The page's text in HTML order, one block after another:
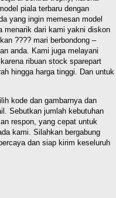
piala terbaru dengan
yang ingin memesan model
menarik dari kami yakni diskon
???? mari berbondong –
anda. Kami juga melayani
ribuan stock sparepart
hingga harga tinggi. Dan untuk
kode dan gambarnya dan
Sebutkan jumlah kebutuhan
respon, yang cepat untuk
kami. Silahkan bergabung
dan siap kirim keseluruh